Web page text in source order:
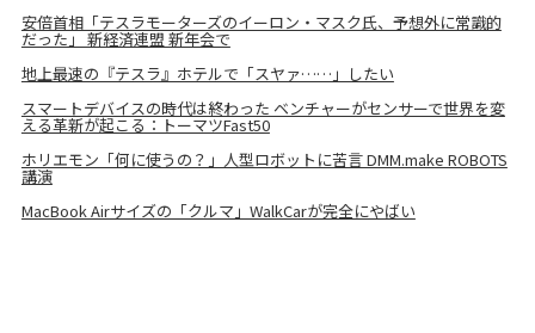
安倍首相「テスラモーターズのイーロン・マスク氏、予想外に常識的
だった」 新経済連盟 新年会で
地上最速の『テスラ』ホテルで「スヤァ……」したい
スマートデバイスの時代は終わった ベンチャーがセンサーで世界を変
える革新が起こる：トーマツFast50
ホリエモン「何に使うの？」人型ロボットに苦言 DMM.make ROBOTS
講演
MacBook Airサイズの「クルマ」WalkCarが完全にやばい